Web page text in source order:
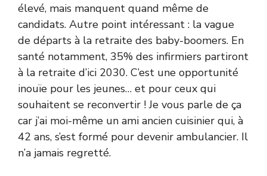
élevé, mais manquent quand même de
candidats. Autre point intéressant : la vague
de départs à la retraite des baby-boomers. En
santé notamment, 35% des infirmiers partiront
à la retraite d’ici 2030. C’est une opportunité
inouïe pour les jeunes… et pour ceux qui
souhaitent se reconvertir ! Je vous parle de ça
car j’ai moi-même un ami ancien cuisinier qui, à
42 ans, s’est formé pour devenir ambulancier. Il
n’a jamais regretté.